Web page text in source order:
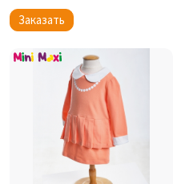
Заказать